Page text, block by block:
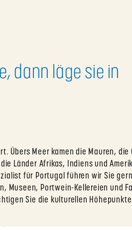
dann läge sie in
Übers Meer kamen die Mauren,
Länder Afrikas, Indiens und
für Portugal führen wir Sie
Portwein-Kellereien und
Sie die kulturellen